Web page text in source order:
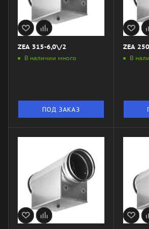
ZEA 315-6,0\/2
В наличии много
ПОД ЗАКАЗ
ZEA
В